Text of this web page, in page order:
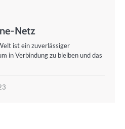
Netz
ist ein zuverlässiger
in Verbindung zu bleiben und das